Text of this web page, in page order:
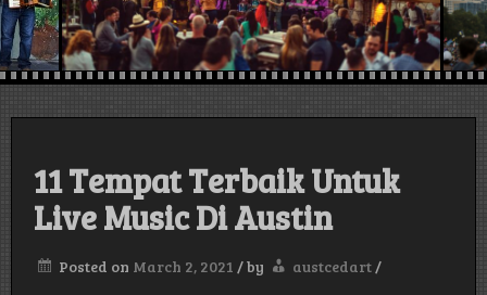
austin , Texas,
USA
11 Tempat Terbaik Untuk
Live Music Di Austin
Posted on March 2, 2021 /by austcedart/